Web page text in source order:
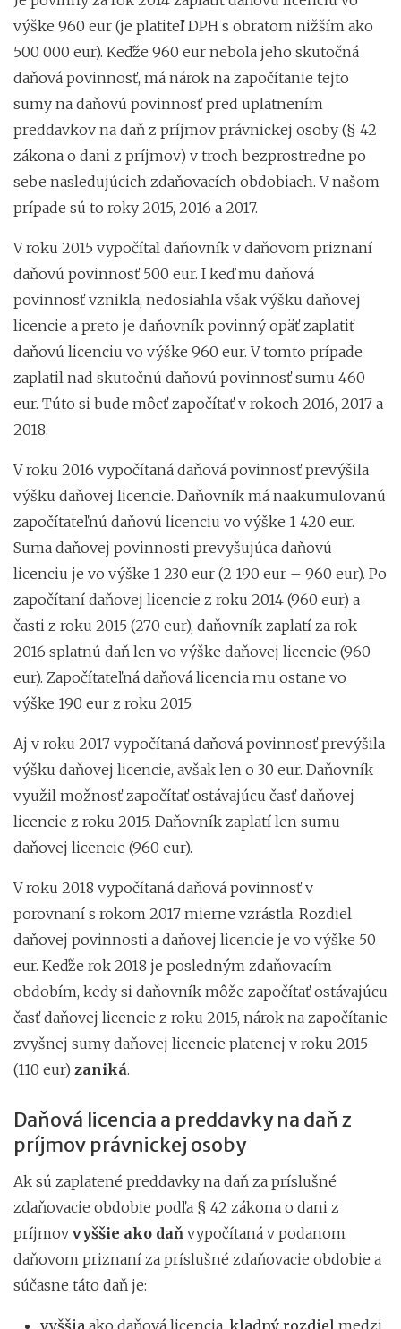
výške 960 eur (je platiteľ DPH s obratom nižším ako
500 000 eur). Keďže 960 eur nebola jeho skutočná
daňová povinnosť, má nárok na započítanie tejto
sumy na daňovú povinnosť pred uplatnením
preddavkov na daň z príjmov právnickej osoby (§ 42
zákona o dani z príjmov) v troch bezprostredne po
sebe nasledujúcich zdaňovacích obdobiach. V našom
prípade sú to roky 2015, 2016 a 2017.
V roku 2015 vypočítal daňovník v daňovom priznaní
daňovú povinnosť 500 eur. I keď mu daňová
povinnosť vznikla, nedosiahla však výšku daňovej
licencie a preto je daňovník povinný opäť zaplatiť
daňovú licenciu vo výške 960 eur. V tomto prípade
zaplatil nad skutočnú daňovú povinnosť sumu 460
eur. Túto si bude môcť započítať v rokoch 2016, 2017 a
2018.
V roku 2016 vypočítaná daňová povinnosť prevýšila
výšku daňovej licencie. Daňovník má naakumulovanú
započítateľnú daňovú licenciu vo výške 1 420 eur.
Suma daňovej povinnosti prevyšujúca daňovú
licenciu je vo výške 1 230 eur (2 190 eur – 960 eur). Po
započítaní daňovej licencie z roku 2014 (960 eur) a
časti z roku 2015 (270 eur), daňovník zaplatí za rok
2016 splatnú daň len vo výške daňovej licencie (960
eur). Započítateľná daňová licencia mu ostane vo
výške 190 eur z roku 2015.
Aj v roku 2017 vypočítaná daňová povinnosť prevýšila
výšku daňovej licencie, avšak len o 30 eur. Daňovník
využil možnosť započítať ostávajúcu časť daňovej
licencie z roku 2015. Daňovník zaplatí len sumu
daňovej licencie (960 eur).
V roku 2018 vypočítaná daňová povinnosť v
porovnaní s rokom 2017 mierne vzrástla. Rozdiel
daňovej povinnosti a daňovej licencie je vo výške 50
eur. Keďže rok 2018 je posledným zdaňovacím
obdobím, kedy si daňovník môže započítať ostávajúcu
časť daňovej licencie z roku 2015, nárok na započítanie
zvyšnej sumy daňovej licencie platenej v roku 2015
(110 eur) zaniká.
Daňová licencia a preddavky na daň z
príjmov právnickej osoby
Ak sú zaplatené preddavky na daň za príslušné
zdaňovacie obdobie podľa § 42 zákona o dani z
príjmov vyššie ako daň vypočítaná v podanom
daňovom priznaní za príslušné zdaňovacie obdobie a
súčasne táto daň je:
vyššia ako daňová licencia, kladný rozdiel medzi